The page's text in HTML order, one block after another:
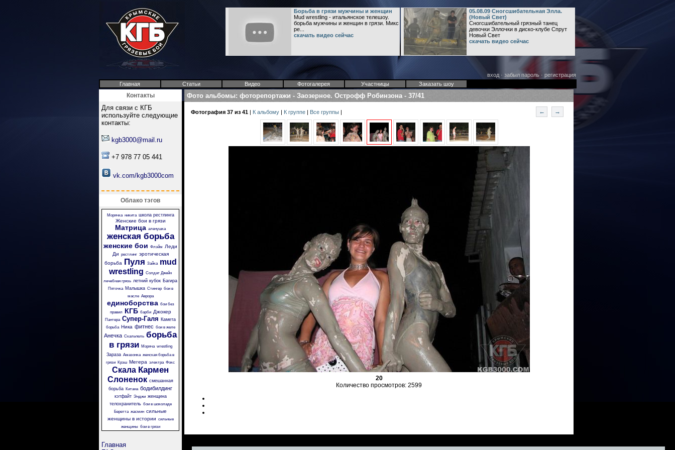
Борьба в грязи мужчины и женщин
Mud wrestling - итальянское телешоу.
борьба мужчины и женщин в грязи. Микс
ре...
скачать видео сейчас
05.08.09 Сногсшибательная Элла.
(Новый Свет)
Сногсшибательный грязный танец
девочки Эллочки в диско-клубе Спрут
Новый Свет
скачать видео сейчас
вход· забыл пароль· регистрация
Главная
Статьи Видео Фотогалерея Участницы Заказать шоу
Контакты
Для связи с КГБ
используйте следующие
контакты:
kgb3000@mail.ru
+7 978 77 05 441
vk.com/kgb3000com
Облако тэгов
Морячка никита школа рестлинга
Женские бои в грязи
Матрица аленушка
женская борьба
женские бои Флэйм
Леди
Ди рестлинг эротическая
борьба Пуля Зайка
mud
wrestling Солдат Джейн
лечебная грязь летний кубок Багира
Пяточка Малышка Стингер бои в
масле Аврора
единоборства бои без
правил
КГБ барби Джокер
Пантера Супер-Галя Камета
борьба Ника фитнес бои в желе
Анечка Скальпель борьба
в грязи
Моряча wrestling
Зараза Амазонка женская борьба в
грязи Крэш Мегера электра Фокс
Скала Кармен
Слоненок смешанная
борьба Китана бодибилдинг
кэтфайт Энджи женщина
телохранитель бои в шоколаде
Беретта жасмин сильные
женщины в истории сильные
женщины бои в грязи
Главная
Фото альбомы: фоторепортажи - Заозерное. Острофф Робинзона- 37/41
Фотография 37 из 41 | К альбому | К группе | Все группы | ← →
20
Количество просмотров: 2599